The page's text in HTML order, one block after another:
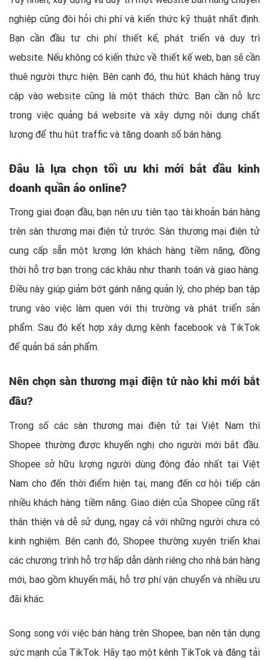
nghiệp cũng đòi hỏi chi phí và kiến thức kỹ thuật nhất định.
Bạn cần đầu tư chi phí thiết kế, phát triển và duy trì
website. Nếu không có kiến thức về thiết kế web, bạn sẽ cần
thuê người thực hiện. Bên cạnh đó, thu hút khách hàng truy
cập vào website cũng là một thách thức. Bạn cần nỗ lực
trong việc quảng bá website và xây dựng nội dung chất
lượng để thu hút traffic và tăng doanh số bán hàng.
Đâu là lựa chọn tối ưu khi mới bắt đầu kinh
doanh quần áo online?
Trong giai đoạn đầu, bạn nên ưu tiên tạo tài khoản bán hàng
trên sàn thương mại điện tử trước. Sàn thương mại điện tử
cung cấp sẵn một lượng lớn khách hàng tiềm năng, đồng
thời hỗ trợ bạn trong các khâu như thanh toán và giao hàng.
Điều này giúp giảm bớt gánh nặng quản lý, cho phép bạn tập
trung vào việc làm quen với thị trường và phát triển sản
phẩm. Sau đó kết hợp xây dựng kênh facebook và TikTok
để quản bá sản phẩm.
Nên chọn sàn thương mại điện tử nào khi mới bắt
đầu?
Trong số các sàn thương mại điện tử tại Việt Nam thì
Shopee thường được khuyến nghị cho người mới bắt đầu.
Shopee sở hữu lượng người dùng đông đảo nhất tại Việt
Nam cho đến thời điểm hiện tại, mang đến cơ hội tiếp cận
nhiều khách hàng tiềm năng. Giao diện của Shopee cũng rất
thân thiện và dễ sử dụng, ngay cả với những người chưa có
kinh nghiệm. Bên cạnh đó, Shopee thường xuyên triển khai
các chương trình hỗ trợ hấp dẫn dành riêng cho nhà bán hàng
mới, bao gồm khuyến mãi, hỗ trợ phí vận chuyển và nhiều ưu
đãi khác.
Song song với việc bán hàng trên Shopee, bạn nên tận dụng
sức mạnh của TikTok. Hãy tạo một kênh TikTok và đăng tải